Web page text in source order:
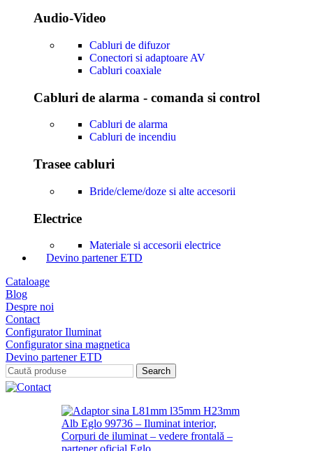
Audio-Video
Cabluri de difuzor
Conectori si adaptoare AV
Cabluri coaxiale
Cabluri de alarma - comanda si control
Cabluri de alarma
Cabluri de incendiu
Trasee cabluri
Bride/cleme/doze si alte accesorii
Electrice
Materiale si accesorii electrice
Devino partener ETD
Cataloage
Blog
Despre noi
Contact
Configurator Iluminat
Configurator sina magnetica
Devino partener ETD
Search